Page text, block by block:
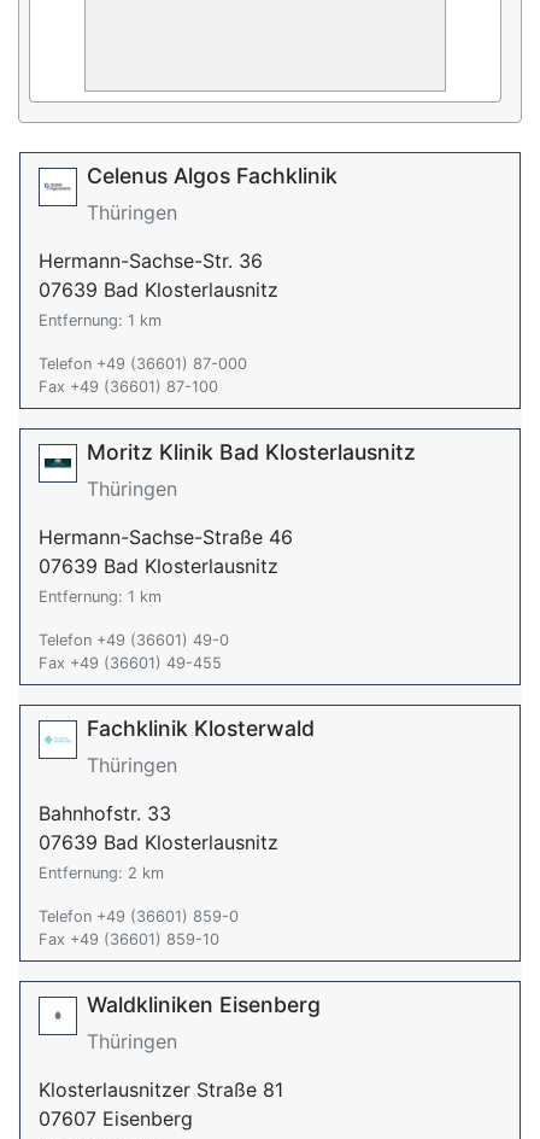
Celenus Algos Fachklinik
Thüringen
Hermann-Sachse-Str. 36
07639 Bad Klosterlausnitz
Entfernung: 1 km
Telefon +49 (36601) 87-000
Fax +49 (36601) 87-100
Moritz Klinik Bad Klosterlausnitz
Thüringen
Hermann-Sachse-Straße 46
07639 Bad Klosterlausnitz
Entfernung: 1 km
Telefon +49 (36601) 49-0
Fax +49 (36601) 49-455
Fachklinik Klosterwald
Thüringen
Bahnhofstr. 33
07639 Bad Klosterlausnitz
Entfernung: 2 km
Telefon +49 (36601) 859-0
Fax +49 (36601) 859-10
Waldkliniken Eisenberg
Thüringen
Klosterlausnitzer Straße 81
07607 Eisenberg